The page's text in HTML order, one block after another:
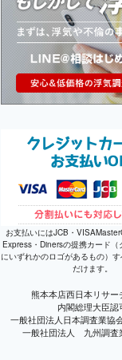
お支払いにはJCB・
Express・Dinersの提携カード（
にいずれかのロゴがあるもの）
だけます。
熊本本店西日本リサー
内閣総理大臣認
一般社団法人日本調査業協
一般社団法人 九州調査